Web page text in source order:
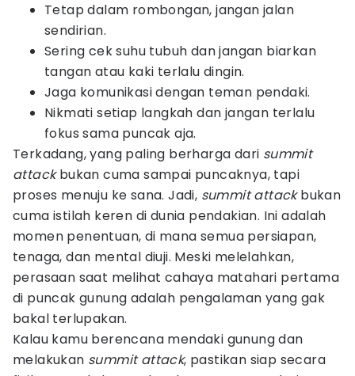
Tetap dalam rombongan, jangan jalan
sendirian.
Sering cek suhu tubuh dan jangan biarkan
tangan atau kaki terlalu dingin.
Jaga komunikasi dengan teman pendaki.
Nikmati setiap langkah dan jangan terlalu
fokus sama puncak aja.
Terkadang, yang paling berharga dari summit
attackbukan cuma sampai puncaknya, tapi
proses menuju ke sana. Jadi, summit attackbukan
cuma istilah keren di dunia pendakian. Ini adalah
momen penentuan, di mana semua persiapan,
tenaga, dan mental diuji. Meski melelahkan,
perasaan saat melihat cahaya matahari pertama
di puncak gunung adalah pengalaman yang gak
bakal terlupakan.
Kalau kamu berencana mendaki gunung dan
melakukan summit attack, pastikan siap secara